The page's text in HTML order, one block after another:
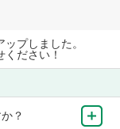
プしました。
ださい！
？